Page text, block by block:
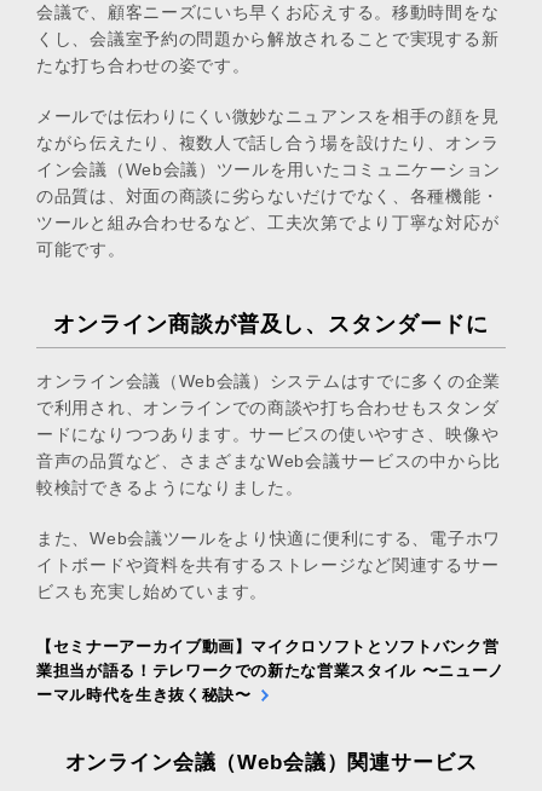
会議で、顧客ニーズにいち早くお応えする。移動時間をな
くし、会議室予約の問題から解放されることで実現する新
たな打ち合わせの姿です。
メールでは伝わりにくい微妙なニュアンスを相手の顔を見
ながら伝えたり、複数人で話し合う場を設けたり、オンラ
イン会議（Web会議）ツールを用いたコミュニケーション
の品質は、対面の商談に劣らないだけでなく、各種機能・
ツールと組み合わせるなど、工夫次第でより丁寧な対応が
可能です。
オンライン商談が普及し、スタンダードに
オンライン会議（Web会議）システムはすでに多くの企業
で利用され、オンラインでの商談や打ち合わせもスタンダ
ードになりつつあります。サービスの使いやすさ、映像や
音声の品質など、さまざまなWeb会議サービスの中から比
較検討できるようになりました。
また、Web会議ツールをより快適に便利にする、電子ホワ
イトボードや資料を共有するストレージなど関連するサー
ビスも充実し始めています。
【セミナーアーカイブ動画】マイクロソフトとソフトバンク営
業担当が語る！テレワークでの新たな営業スタイル 〜ニューノ
ーマル時代を生き抜く秘訣〜
オンライン会議（Web会議）関連サービス